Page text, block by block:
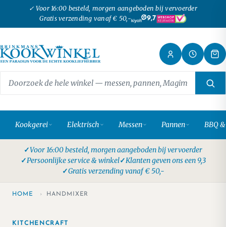
✓ Voor 16:00 besteld, morgen aangeboden bij vervoerder
Gratis verzending vanaf € 50,-
9,7
Kookgerei Elektrisch Messen Pannen BBQ
Voor 16:00 besteld, morgen aangeboden bij vervoerder
Persoonlijke service & winkel
Klanten geven ons een 9,3
Gratis verzending vanaf € 50,-
HOME › HANDMIXER
KITCHENCRAFT